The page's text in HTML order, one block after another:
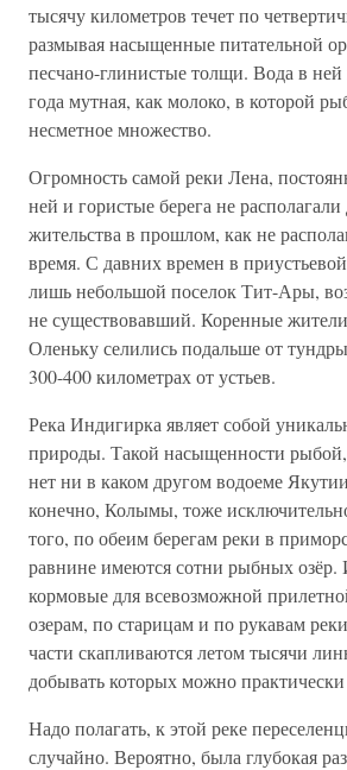
тысячу километров течет по
размывая насыщенные питательной
песчано-глинистые толщи. Вода в
года мутная, как молоко, в которой
несметное множество.
Огромность самой реки Лена,
ней и гористые берега не
жительства в прошлом, как не
время. С давних времен в
лишь небольшой поселок Тит-Ары,
не существовавший. Коренные
Оленьку селились подальше от
300-400 километрах от устьев.
Река Индигирка являет собой
природы. Такой насыщенности рыбой,
нет ни в каком другом водоеме
конечно, Колымы, тоже
того, по обеим берегам реки в
равнине имеются сотни рыбных
кормовые для всевозможной
озерам, по старицам и по рукавам
части скапливаются летом тысячи
добывать которых можно
Надо полагать, к этой реке
случайно. Вероятно, была глубокая